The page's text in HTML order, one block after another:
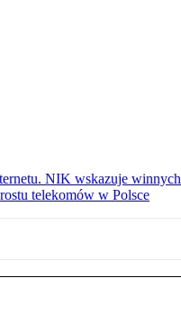
NIK wskazuje winnych
telekomów w Polsce